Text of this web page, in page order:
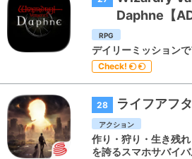
Daphne【AD
RPG
デイリーミッション
Check!
28 ライフアフ
アクション
作り・狩り・生き残
を誇るスマホサバイ